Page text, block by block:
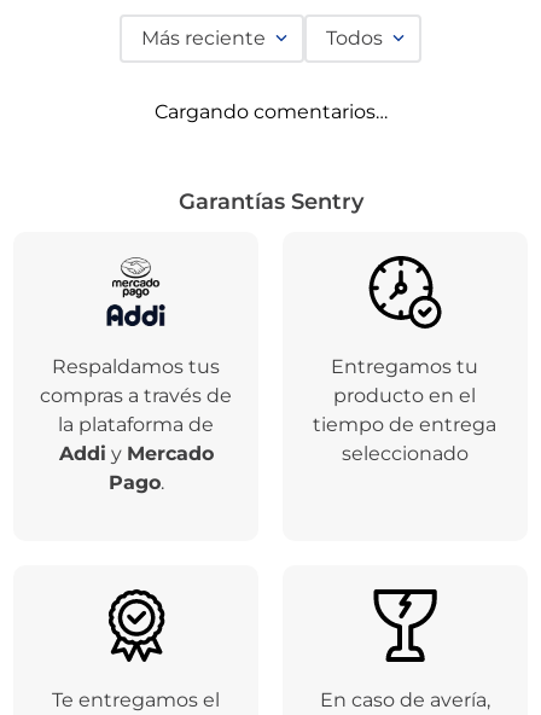
Más reciente Todos
Cargando comentarios…
Garantías Sentry
Respaldamos tus
compras a través de
la plataforma de
Addi y Mercado
Pago.
Entregamos tu
producto en el
tiempo de entrega
seleccionado
Te entregamos el
En caso de avería,